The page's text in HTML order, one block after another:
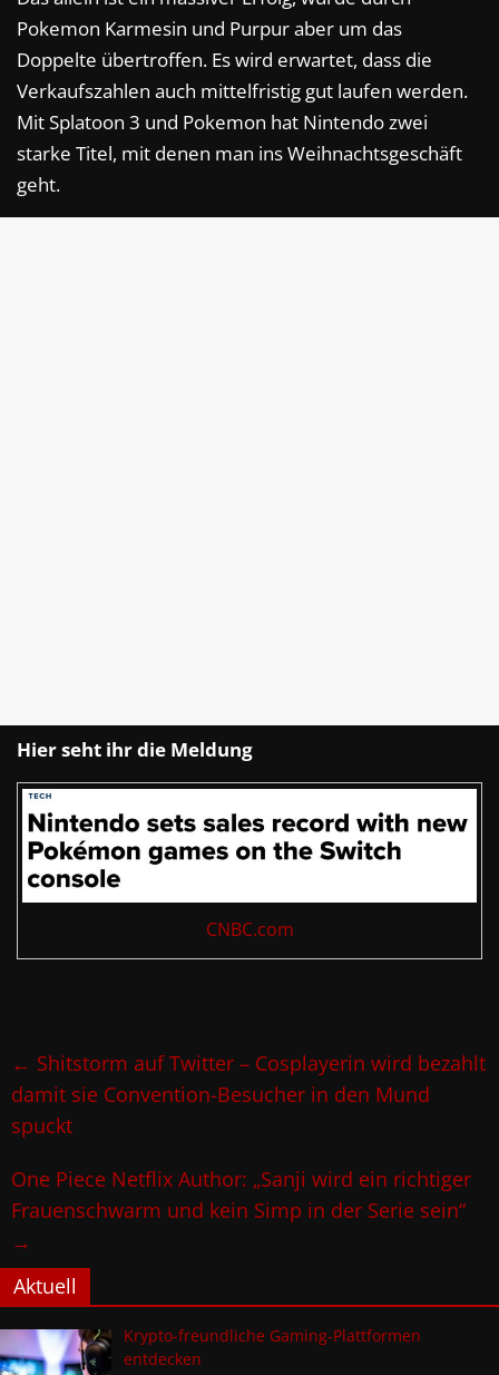
Pokemon Karmesin und Purpur aber um das
Doppelte übertroffen. Es wird erwartet, dass die
Verkaufszahlen auch mittelfristig gut laufen werden.
Mit Splatoon 3 und Pokemon hat Nintendo zwei
starke Titel, mit denen man ins Weihnachtsgeschäft
geht.
Hier seht ihr die Meldung
CNBC.com
← Shitstorm auf Twitter – Cosplayerin wird bezahlt
damit sie Convention-Besucher in den Mund
spuckt
One Piece Netflix Author: „Sanji wird ein richtiger
Frauenschwarm und kein Simp in der Serie sein“
→
Aktuell
Krypto-freundliche Gaming-Plattformen
entdecken